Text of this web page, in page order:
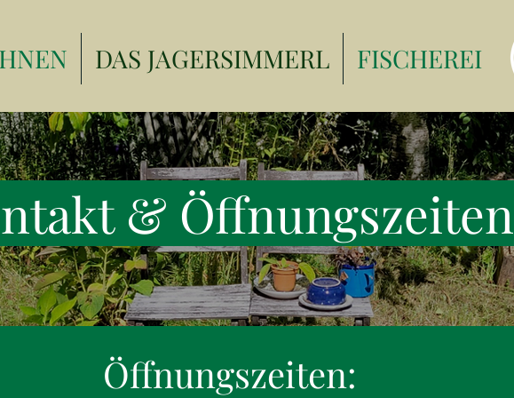
DAS JAGERSIMMERL FISCHEREI
& Öffnungszeiten
Öffnungszeiten: